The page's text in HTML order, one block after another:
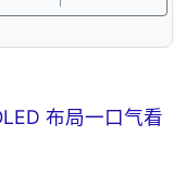
布局一口气看